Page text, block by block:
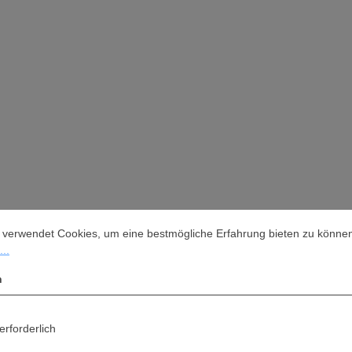
Cookies, um eine bestmögliche Erfahrung bieten zu können.
Cookies, um eine bestmögliche Erfahrung bieten zu